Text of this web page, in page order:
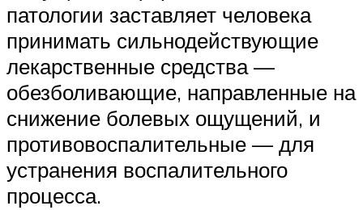
патологии заставляет человека
принимать сильнодействующие
лекарственные средства —
обезболивающие, направленные на
снижение болевых ощущений, и
противовоспалительные — для
устранения воспалительного
процесса.